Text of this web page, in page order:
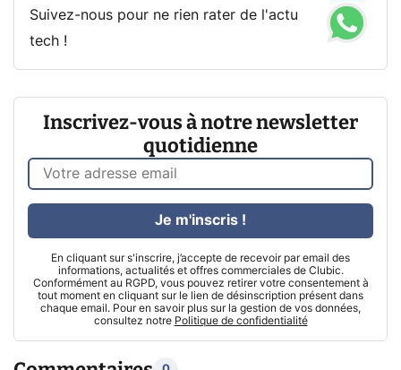
Suivez-nous pour ne rien rater de l'actu
tech !
Inscrivez-vous à notre newsletter
quotidienne
En cliquant sur s'inscrire, j’accepte de recevoir par email des
informations, actualités et offres commerciales de Clubic.
Conformément au RGPD, vous pouvez retirer votre consentement à
tout moment en cliquant sur le lien de désinscription présent dans
chaque email. Pour en savoir plus sur la gestion de vos données,
consultez notre Politique de confidentialité
Je m'inscris !